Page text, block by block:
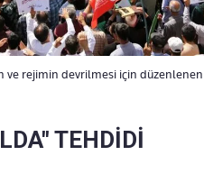
ve rejimin devrilmesi için
TEHDİDİ